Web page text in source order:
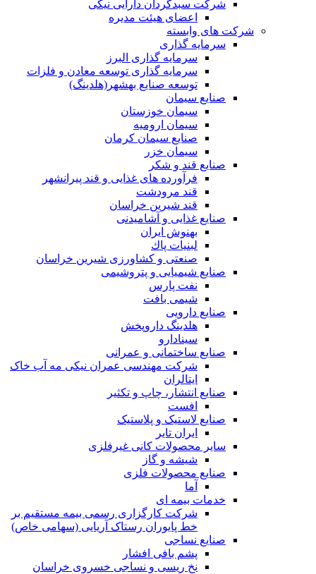
شرکت سبدگردان دارایی نیکی
اعضای هیئت مدیره
شرکت های وابسته
سرمایه گذاری
سرمایه گذاری البرز
سرمایه گذاری توسعه معادن و فلزات
توسعه‌ صنایع‌ بهشهر(هلدینگ)
صنایع سیمان
سیمان خوزستان
سیمان ارومیه
صنایع سیمان کرمان
سیمان خزر
صنایع قند و شکر
فرآورده های غذایی و قند پیرانشهر
قند مرودشت
قند شیرین خراسان
صنایع غذايی و آشاميدنی
بهنوش ایران
لبنيات پاك
صنعتی و کشاورزی شیرین خراسان
صنایع شیمیایی و پتروشیمی
نفت پارس
شیمی بافت
صنایع دارویی
هلدینگ داروپخش
سینادارو
صنایع ساختمانی و عمرانی
شرکت مهندسی عمران نیکی مه آب خاک
ایتالران
صنایع انتشار، چاپ و تکثير
افست
صنایع لاستیک و پلاستیک
ایران تایر
ساير محصولات كانی غيرفلزی
شیشه و گاز
صنایع محصولات فلزی
آما
خدمات بیمه ای
شرکت کارگزاری رسمی بیمه مستقیم بر
خط پایوران رستاک آریایی (سهامی خاص)
صنایع نساجی
پشم بافی افشار
نخ ریسی و نساجی خسروی خراسان